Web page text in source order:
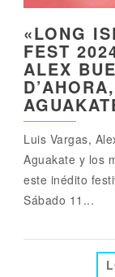
«LONG
FEST
ALEX
Luis Vargas,
Aguakate y los
este inédito
Sábado 11...